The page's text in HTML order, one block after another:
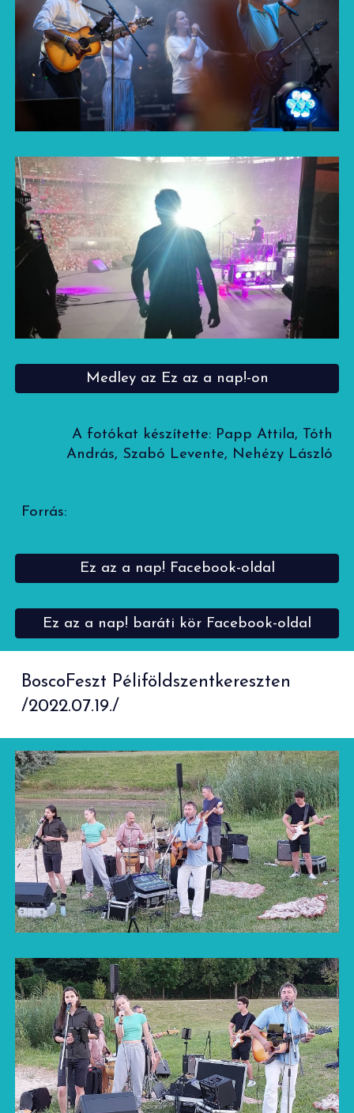
Medley az Ez az a nap!-on
A fotókat készítette: Papp Attila, Tóth
András, Szabó Levente, Nehézy László
Forrás:
Ez az a nap! Facebook-oldal
Ez az a nap! baráti kör Facebook-oldal
BoscoFeszt Péliföldszentkereszten
/2022.07.19./